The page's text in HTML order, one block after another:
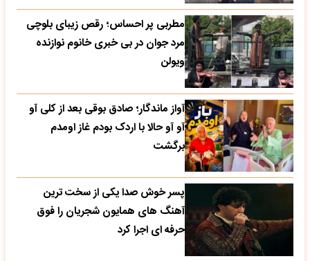
مطربی پر احساس؛ رقص زیبای بلوچی
مرد جوان در بی خبری خانوم نوازنده
ویولن
آواز ماندگار؛ صادق بوقی بعد از کلی آو
آو آو حالا با اردک بودم غاز اومدم
برگشت
پسر خوش صدا یکی از سخت ترین
آهنگ های همایون شجریان را فوق
حرفه ای اجرا کرد